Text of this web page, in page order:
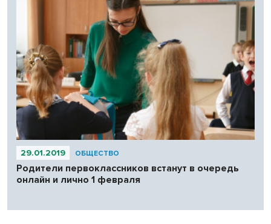
29.01.2019 ОБЩЕСТВО
Родители первоклассников встанут в очередь
онлайн и лично 1 февраля